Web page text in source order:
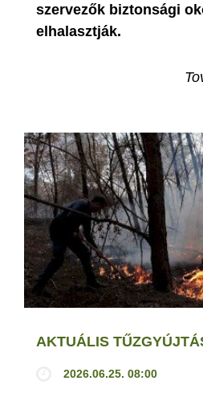
szervezők biztonsági
elhalasztják.
AKTUÁLIS
2026.06.25. 08:00